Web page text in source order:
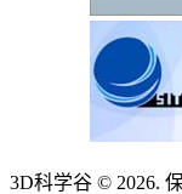
3D科学谷 © 2026.